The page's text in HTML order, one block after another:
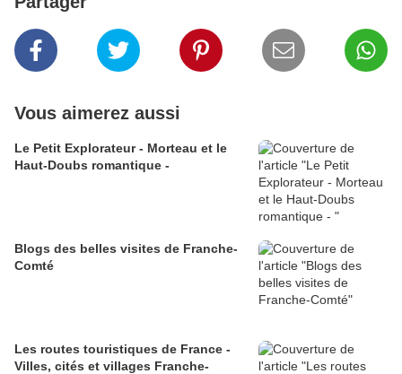
Vous aimerez aussi
Le Petit Explorateur - Morteau et le
Haut-Doubs romantique -
Blogs des belles visites de Franche-
Comté
Les routes touristiques de France -
Villes, cités et villages Franche-